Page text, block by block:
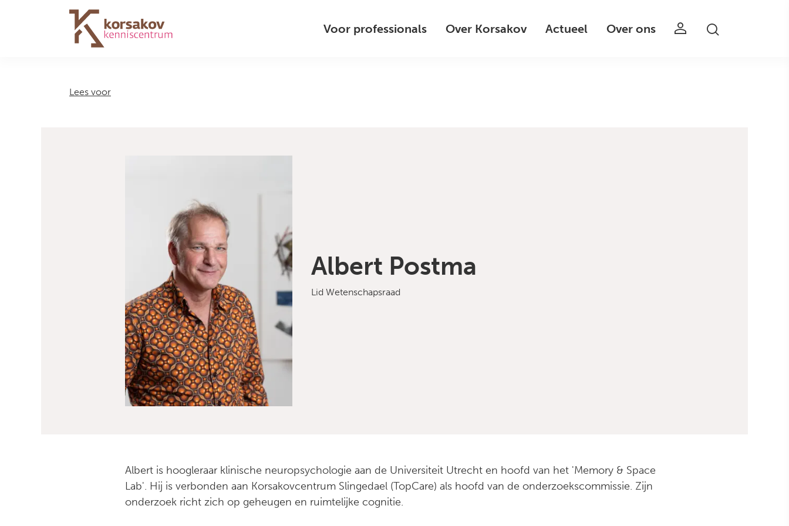
Navigation Voor professionals Over Korsakov Actueel Over ons
Lees voor
Albert Postma
Lid Wetenschapsraad
Albert is hoogleraar klinische neuropsychologie aan de Universiteit Utrecht en hoofd van het 'Memory & Space
Lab'. Hij is verbonden aan Korsakovcentrum Slingedael (TopCare) als hoofd van de onderzoekscommissie. Zijn
onderzoek richt zich op geheugen en ruimtelijke cognitie.